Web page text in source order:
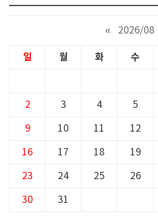
« 2026/08
일 월 화 수
2 3 4 5
9 10 11 12
16 17 18 19
23 24 25 26
30 31